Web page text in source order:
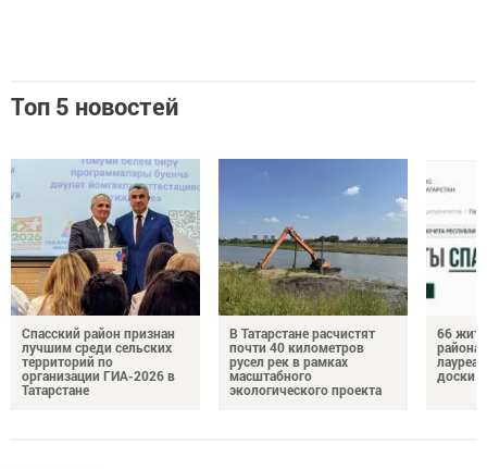
Топ 5 новостей
Спасский район признан
лучшим среди сельских
территорий по
организации ГИА-2026 в
Татарстане
В Татарстане расчистят
почти 40 километров
русел рек в рамках
масштабного
экологического проекта
66
района
доски